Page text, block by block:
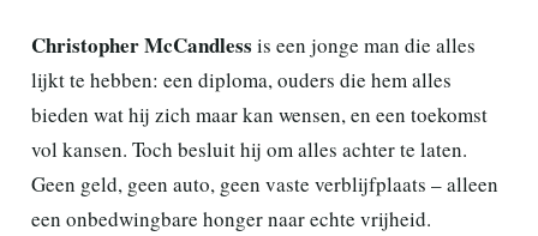
Christopher McCandless is een jonge man die alles
lijkt te hebben: een diploma, ouders die hem alles
bieden wat hij zich maar kan wensen, en een toekomst
vol kansen. Toch besluit hij om alles achter te laten.
Geen geld, geen auto, geen vaste verblijfplaats – alleen
een onbedwingbare honger naar echte vrijheid.